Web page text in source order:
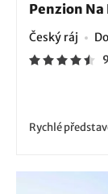
Penzion Na
Český ráj
Rychlé